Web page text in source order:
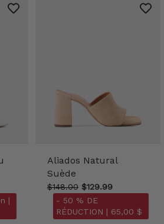
|
Aliados Natural
Suède
$148.00 $129.99
- 50 % DE
RÉDUCTION | 65,00 $